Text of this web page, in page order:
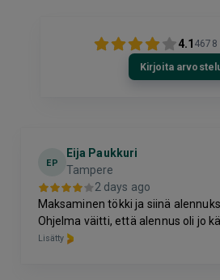
4.1 4678
Kirjoita
EP
Eija Paukkuri
Tampere
2 days ago
Maksaminen tökki ja siinä
Ohjelma väitti, että alennus oli jo
Lisätty